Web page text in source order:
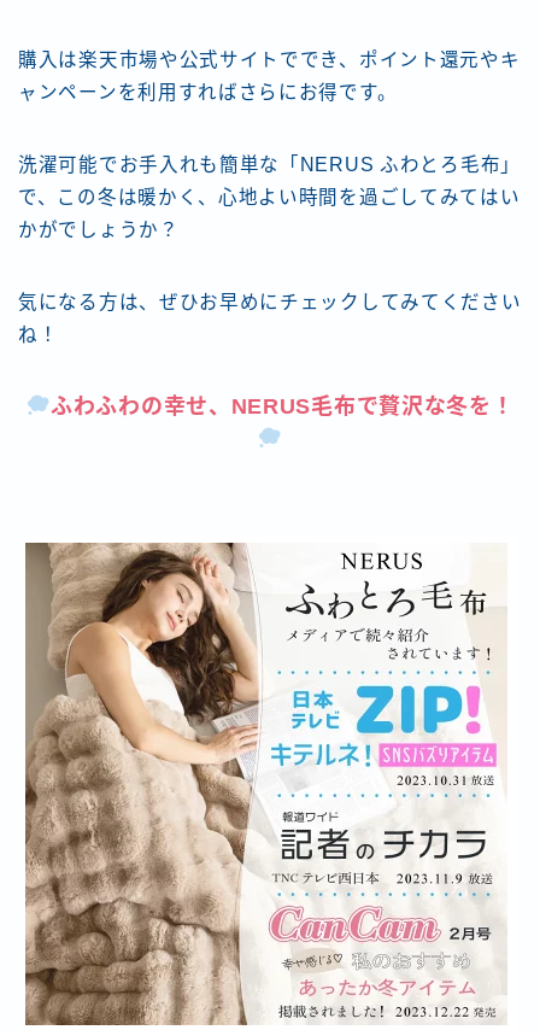
購入は楽天市場や公式サイトででき、ポイント還元やキ
ャンペーンを利用すればさらにお得です。
洗濯可能でお手入れも簡単な「NERUS ふわとろ毛布」
で、この冬は暖かく、心地よい時間を過ごしてみてはい
かがでしょうか？
気になる方は、ぜひお早めにチェックしてみてください
ね！
ふわふわの幸せ、NERUS毛布で贅沢な冬を！